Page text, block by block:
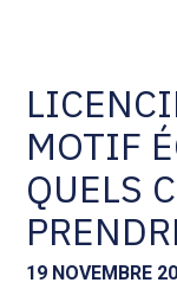
Social et
Assistance
Pilotage
Tenue de
ACD
Facturation et
EVOLIZ
MOTIF
QUELS
19 NOVEMBRE